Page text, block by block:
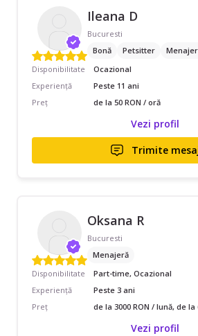
Ileana D
Bucuresti
Bonă
Petsitter
Disponibilitate
Ocazional
Experiență
Peste 11 ani
Preț
de la 50 RON / oră
Vezi profil
Trimite
Oksana R
Bucuresti
Menajeră
Disponibilitate
Part-time, Ocazional
Experiență
Peste 3 ani
Preț
de la 3000 RON / lună, de la
Vezi profil